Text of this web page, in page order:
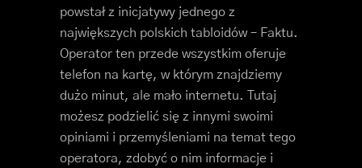
powstał z inicjatywy jednego z
największych polskich tabloidów – Faktu.
Operator ten przede wszystkim oferuje
telefon na kartę, w którym znajdziemy
dużo minut, ale mało internetu. Tutaj
możesz podzielić się z innymi swoimi
opiniami i przemyśleniami na temat tego
operatora, zdobyć o nim informacje i